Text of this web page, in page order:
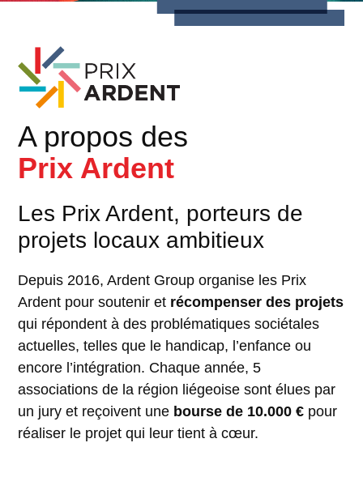
A propos des
Prix Ardent
Les Prix Ardent, porteurs de
projets locaux ambitieux
Depuis 2016, Ardent Group organise les Prix
Ardent pour soutenir et récompenser des projets
qui répondent à des problématiques sociétales
actuelles, telles que le handicap, l’enfance ou
encore l’intégration. Chaque année, 5
associations de la région liégeoise sont élues par
un jury et reçoivent une bourse de 10.000 € pour
réaliser le projet qui leur tient à cœur.